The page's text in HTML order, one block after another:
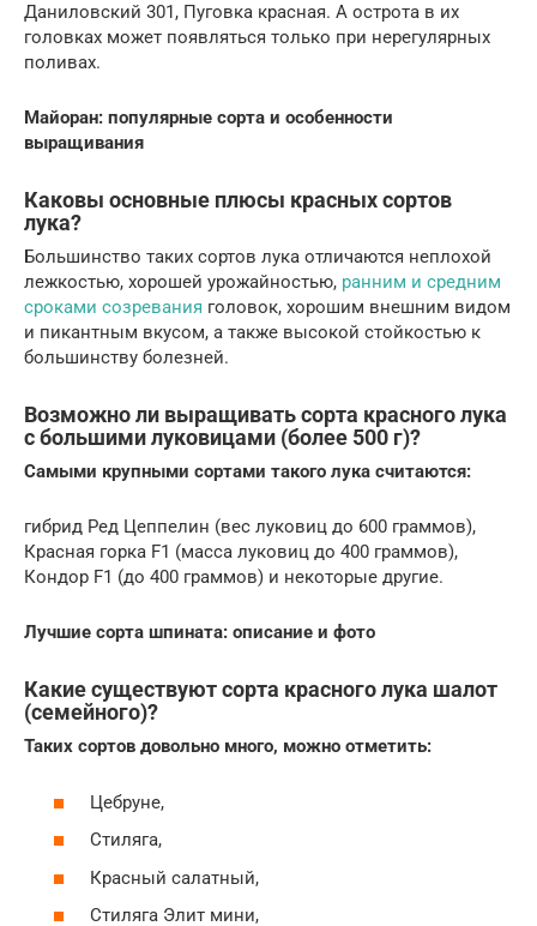
Даниловский 301, Пуговка красная. А острота в их
головках может появляться только при нерегулярных
поливах.
Майоран: популярные сорта и особенности
выращивания
Каковы основные плюсы красных сортов
лука?
Большинство таких сортов лука отличаются неплохой
лежкостью, хорошей урожайностью, ранним и средним
сроками созревания головок, хорошим внешним видом
и пикантным вкусом, а также высокой стойкостью к
большинству болезней.
Возможно ли выращивать сорта красного лука
с большими луковицами (более 500 г)?
Самыми крупными сортами такого лука считаются:
гибрид Ред Цеппелин (вес луковиц до 600 граммов),
Красная горка F1 (масса луковиц до 400 граммов),
Кондор F1 (до 400 граммов) и некоторые другие.
Лучшие сорта шпината: описание и фото
Какие существуют сорта красного лука шалот
(семейного)?
Таких сортов довольно много, можно отметить:
Цебруне,
Стиляга,
Красный салатный,
Стиляга Элит мини,